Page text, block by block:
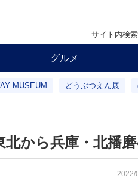
サイト内検索
グルメ
MUSEUM どうぶつえん展
から兵庫・北播
2022/